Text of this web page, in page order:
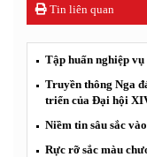
Tin liên quan
Tập huấn nghiệp
Truyền thông Nga
triển của Đại hội
Niềm tin sâu sắc
Rực rỡ sắc màu